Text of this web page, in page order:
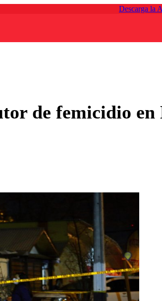
Descarga la
de femicidio